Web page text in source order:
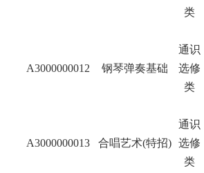
类
A3000000012 钢琴弹奏基础
通识
选修
类
A3000000013 合唱艺术(特招)
通识
选修
类